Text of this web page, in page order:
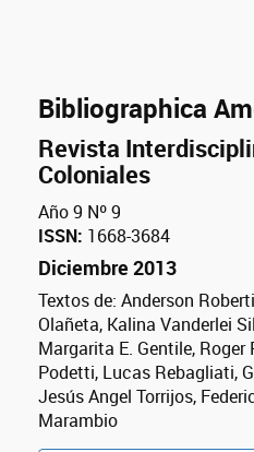
Bibliographica
Revista
Coloniales
Año 9 Nº 9
ISSN: 1668-3684
Diciembre 2013
Textos de: Anderson
Olañeta, Kalina Vanderlei
Margarita E. Gentile,
Podetti, Lucas Rebagliati,
Jesús Angel Torrijos,
Marambio